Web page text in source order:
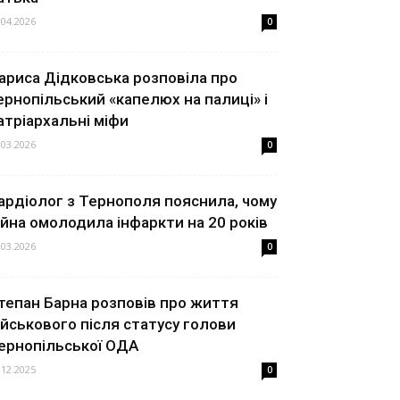
0
Дідковська розповіла про
«капелюх на палиці» і
міфи
0
з Тернополя пояснила, чому
омолодила інфаркти на 20 років
0
Барна розповів про життя
після статусу голови
ОДА
0